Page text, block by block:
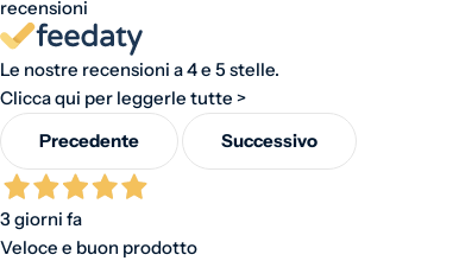
recensioni
Le nostre recensioni a 4 e 5 stelle.
Clicca qui per leggerle tutte >
Precedente
Successivo
3 giorni fa
Veloce e buon prodotto